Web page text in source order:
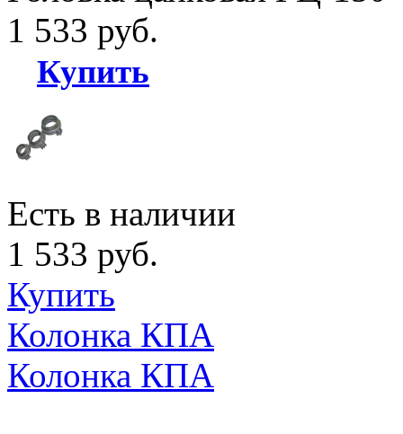
1 533 руб.
Купить
Есть в наличии
1 533 руб.
Купить
Колонка КПА
Колонка КПА